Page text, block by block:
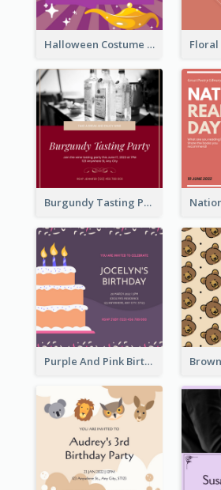
Halloween Costume Party Invitation
Burgundy Tasting Party Invitation
Purple And Pink Birthday Cake Illustration Party Invitation